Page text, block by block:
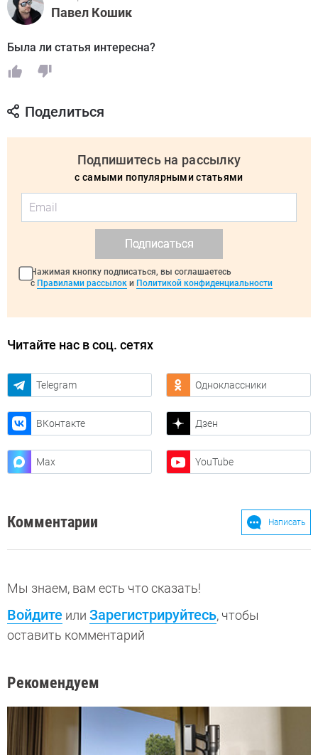
Павел Кошик
Была ли статья интересна?
Поделиться
Подпишитесь на рассылку
с самыми популярными статьями
Подписаться
Нажимая кнопку подписаться, вы соглашаетесь
с Правилами рассылок и Политикой конфиденциальности
Читайте нас в соц. сетях
Telegram Одноклассники
ВКонтакте Дзен
Max YouTube
Комментарии Написать
Мы знаем, вам есть что сказать!
Войдите или Зарегистрируйтесь, чтобы
оставить комментарий
Рекомендуем